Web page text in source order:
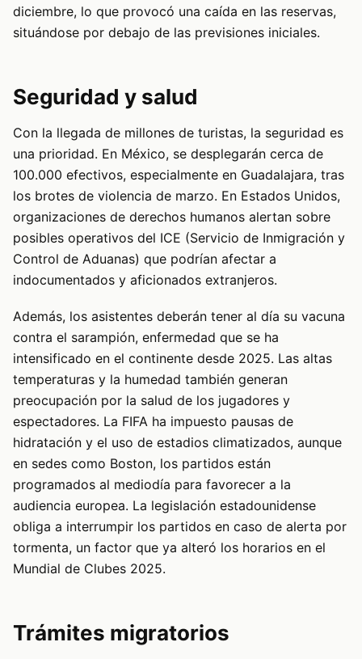
diciembre, lo que provocó una caída en las reservas,
situándose por debajo de las previsiones iniciales.
Seguridad y salud
Con la llegada de millones de turistas, la seguridad es
una prioridad. En México, se desplegarán cerca de
100.000 efectivos, especialmente en Guadalajara, tras
los brotes de violencia de marzo. En Estados Unidos,
organizaciones de derechos humanos alertan sobre
posibles operativos del ICE (Servicio de Inmigración y
Control de Aduanas) que podrían afectar a
indocumentados y aficionados extranjeros.
Además, los asistentes deberán tener al día su vacuna
contra el sarampión, enfermedad que se ha
intensificado en el continente desde 2025. Las altas
temperaturas y la humedad también generan
preocupación por la salud de los jugadores y
espectadores. La FIFA ha impuesto pausas de
hidratación y el uso de estadios climatizados, aunque
en sedes como Boston, los partidos están
programados al mediodía para favorecer a la
audiencia europea. La legislación estadounidense
obliga a interrumpir los partidos en caso de alerta por
tormenta, un factor que ya alteró los horarios en el
Mundial de Clubes 2025.
Trámites migratorios